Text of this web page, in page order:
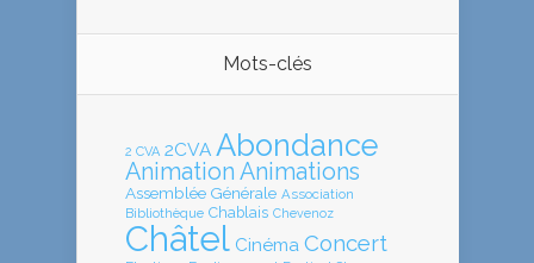
Mots-clés
2 CVA 2CVA Abondance
Animation Animations
Assemblée Générale Association
Bibliothèque Chablais Chevenoz
Châtel Cinéma Concert